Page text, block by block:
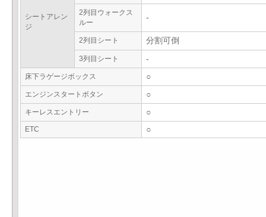
シートアレン
ジ
2列目ウォークス
ルー
-
2列目シート 分割可倒
3列目シート -
床下ラゲージボックス ○
エンジンスタートボタン ○
キーレスエントリー ○
ETC ○